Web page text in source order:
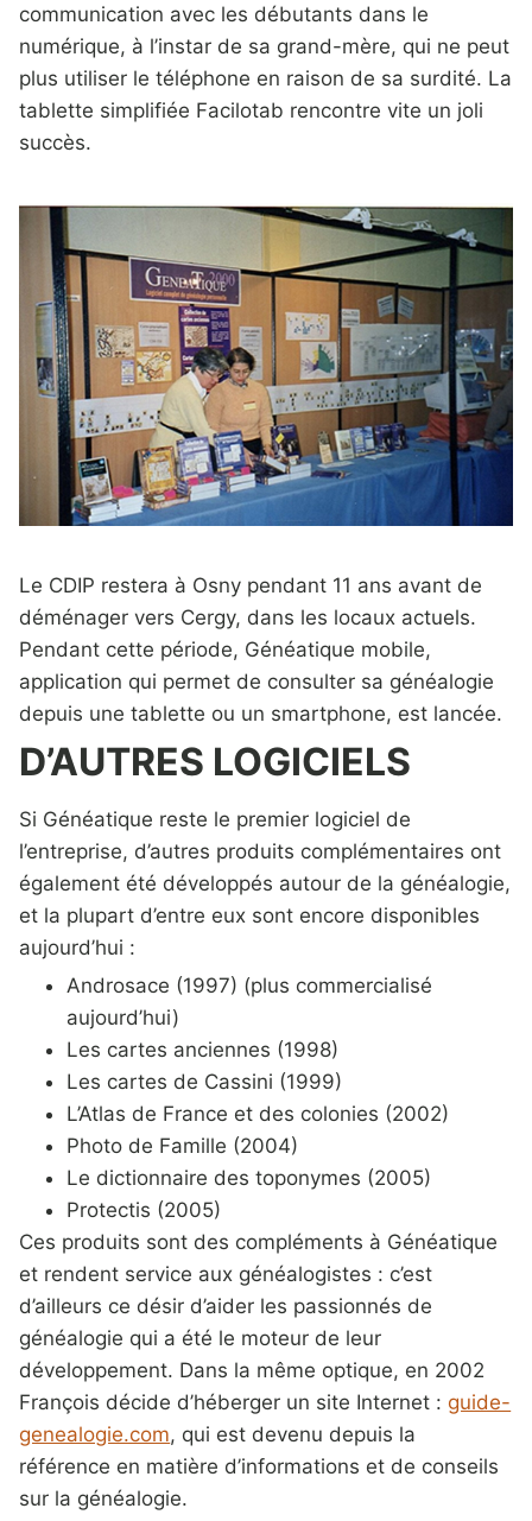
communication avec les débutants dans le
numérique, à l’instar de sa grand-mère, qui ne peut
plus utiliser le téléphone en raison de sa surdité. La
tablette simplifiée Facilotab rencontre vite un joli
succès.
Le CDIP restera à Osny pendant 11 ans avant de
déménager vers Cergy, dans les locaux actuels.
Pendant cette période, Généatique mobile,
application qui permet de consulter sa généalogie
depuis une tablette ou un smartphone, est lancée.
D’AUTRES LOGICIELS
Si Généatique reste le premier logiciel de
l’entreprise, d’autres produits complémentaires ont
également été développés autour de la généalogie,
et la plupart d’entre eux sont encore disponibles
aujourd’hui :
Androsace (1997) (plus commercialisé
aujourd’hui)
Les cartes anciennes (1998)
Les cartes de Cassini (1999)
L’Atlas de France et des colonies (2002)
Photo de Famille (2004)
Le dictionnaire des toponymes (2005)
Protectis (2005)
Ces produits sont des compléments à Généatique
et rendent service aux généalogistes : c’est
d’ailleurs ce désir d’aider les passionnés de
généalogie qui a été le moteur de leur
développement. Dans la même optique, en 2002
François décide d’héberger un site Internet : guide-
genealogie.com, qui est devenu depuis la
référence en matière d’informations et de conseils
sur la généalogie.